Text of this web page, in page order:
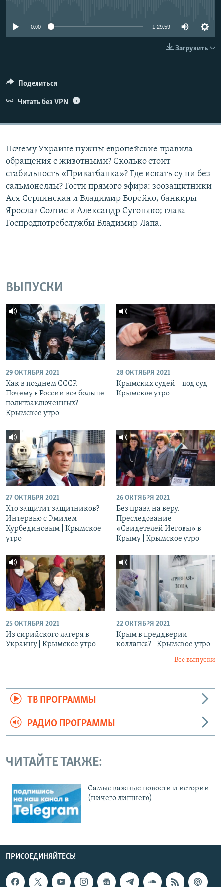
КРЫМ.НЕПОКОРЕННЫЙ
0:00 1:29:59
Загрузить
Поделиться
Читать без VPN
Почему Украине нужны европейские правила
обращения с животными? Сколько стоит
стабильность «Приватбанка»? Где искать суши без
сальмонеллы? Гости прямого эфира: зоозащитники
Ася Серпинская и Владимир Борейко; банкиры
Ярослав Солтис и Александр Сугоняко; глава
Госпродпотребслужбы Владимир Лапа.
ВЫПУСКИ
29 ОКТЯБРЯ 2021
Как в позднем СССР.
Почему в России все больше
политзаключенных? |
Крымское утро
28 ОКТЯБРЯ 2021
Крымских судей – под суд |
Крымское утро
27 ОКТЯБРЯ 2021
Кто защитит защитников?
Интервью с Эмилем
Курбединовым | Крымское
утро
26 ОКТЯБРЯ 2021
Без права на веру.
Преследование
«Свидетелей Иеговы» в
Крыму | Крымское утро
25 ОКТЯБРЯ 2021
Из сирийского лагеря в
Украину | Крымское утро
22 ОКТЯБРЯ 2021
Крым в преддверии
коллапса? | Крымское утро
Все выпуски
ТВ ПРОГРАММЫ
РАДИО ПРОГРАММЫ
ЧИТАЙТЕ ТАКЖЕ:
Cамые важные новости и истории
(ничего лишнего)
ПРИСОЕДИНЯЙТЕСЬ!